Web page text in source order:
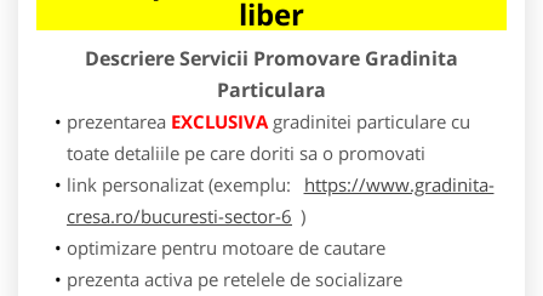
liber
Descriere Servicii Promovare Gradinita
Particulara
prezentarea EXCLUSIVAgradinitei particulare cu
toate detaliile pe care doriti sa o promovati
link personalizat (exemplu:
https://www.gradinita-
cresa.ro/bucuresti-sector-6 )
optimizare pentru motoare de cautare
prezenta activa pe retelele de socializare